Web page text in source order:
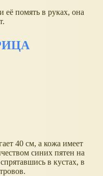
её помять в руках, она
40 см, а кожа имеет
синих пятен на
в кустах, в